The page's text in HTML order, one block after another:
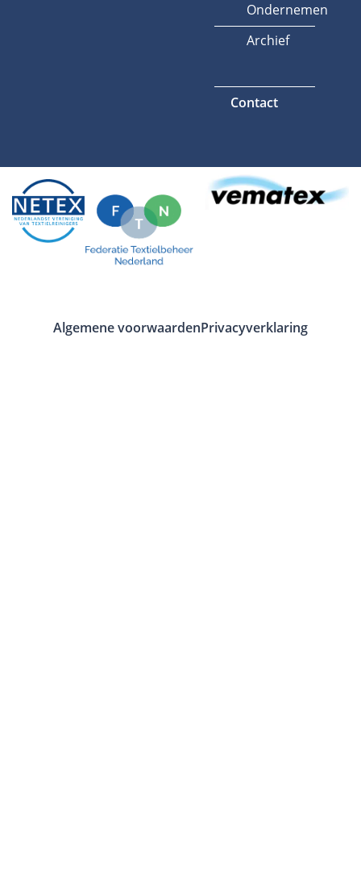
Ondernemen
Archief
Contact
Algemene voorwaardenPrivacyverklaring